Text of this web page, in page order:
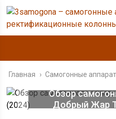
Главная › Самогонные
Обзор
Добрый Жар